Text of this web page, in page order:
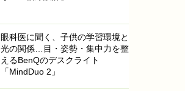
眼科医に聞く、子供の学習環境と
光の関係…目・姿勢・集中力を整
えるBenQのデスクライト
「MindDuo 2」